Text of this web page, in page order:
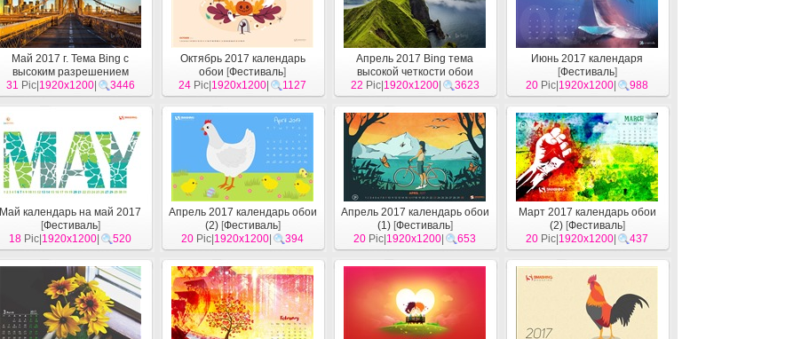
Май 2017 г. Тема Bing с
высоким разрешением
[Система]
31 Pic| 1920x1200| 3446
Октябрь 2017 календарь
обои [Фестиваль]
24 Pic| 1920x1200 1127
Апрель 2017 Bing тема
высокой четкости обои
[Система]
22 Pic| 1920x1200| 3623
Июнь 2017 календаря
[Фестиваль]
20 Pic| 1920x1200 988
Май календарь на май 2017
[Фестиваль]
18 Pic| 1920x1200 520
Апрель 2017 календарь обои
(2)[Фестиваль]
20 Pic| 1920x1200 394
Апрель 2017 календарь обои
(1)[Фестиваль]
20 Pic| 1920x1200 653
Март 2017 календарь обои
(2)[Фестиваль]
20 Pic| 1920x1200 437